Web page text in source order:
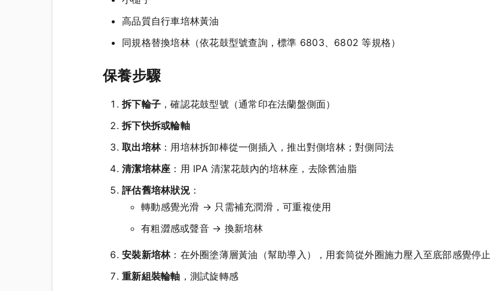
高品質自行車培林黃油
同規格替換培林（依花鼓型號查詢，標準 6803、6802 等規格）
保養步驟
拆下輪子 ，確認花鼓型號（通常印在法蘭盤側面）
拆下快拆或輪軸
取出培林：用培林拆卸棒從一側插入，推出對側培林；對側同法
清潔培林座 ：用 IPA 清潔花鼓內的培林座，去除舊油脂
評估舊培林狀況：
轉動感覺光滑 → 只需補充潤滑，可重複使用
有粗澀感或聲音 → 換新培林
安裝新培林：在外圈塗薄層黃油（幫助導入），用套筒從外圈施力壓入至底部感覺停止
重新組裝輪軸 ，測試旋轉感